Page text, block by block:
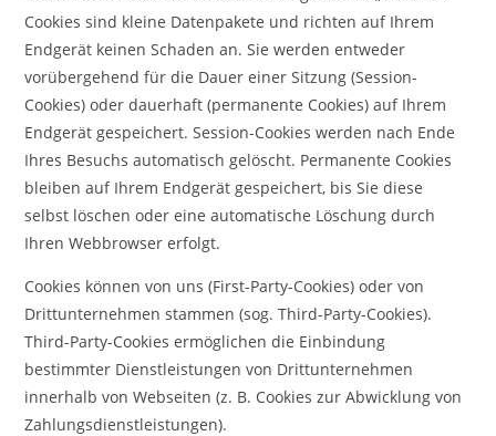
Cookies sind kleine Datenpakete und richten auf Ihrem
Endgerät keinen Schaden an. Sie werden entweder
vorübergehend für die Dauer einer Sitzung (Session-
Cookies) oder dauerhaft (permanente Cookies) auf Ihrem
Endgerät gespeichert. Session-Cookies werden nach Ende
Ihres Besuchs automatisch gelöscht. Permanente Cookies
bleiben auf Ihrem Endgerät gespeichert, bis Sie diese
selbst löschen oder eine automatische Löschung durch
Ihren Webbrowser erfolgt.
Cookies können von uns (First-Party-Cookies) oder von
Drittunternehmen stammen (sog. Third-Party-Cookies).
Third-Party-Cookies ermöglichen die Einbindung
bestimmter Dienstleistungen von Drittunternehmen
innerhalb von Webseiten (z. B. Cookies zur Abwicklung von
Zahlungsdienstleistungen).